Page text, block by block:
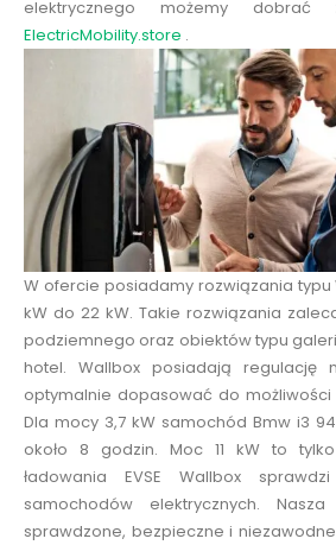
elektrycznego możemy
ElectricMobility.store .
W ofercie posiadamy rozwiązania typu
kW do 22 kW. Takie rozwiązania
podziemnego oraz obiektów typu
hotel. Wallbox posiadają regulację
optymalnie dopasować do możliwości
Dla mocy 3,7 kW samochód Bmw i3
około 8 godzin. Moc 11 kW to
ładowania EVSE Wallbox
samochodów elektrycznych.
sprawdzone, bezpieczne i